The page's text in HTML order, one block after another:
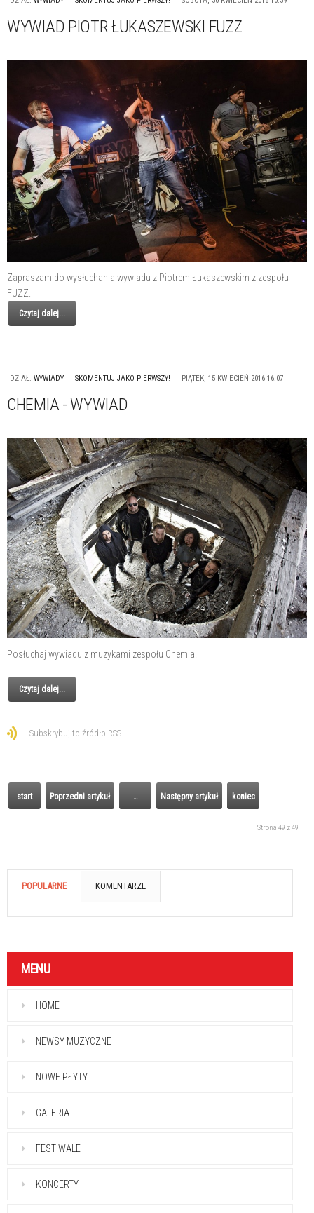
WYWIAD PIOTR ŁUKASZEWSKI FUZZ
Zapraszam do wysłuchania wywiadu z Piotrem Łukaszewskim z zespołu
FUZZ.
Czytaj dalej...
DZIAŁ: WYWIADY SKOMENTUJ JAKO PIERWSZY! PIĄTEK, 15 KWIECIEŃ 2016 16:07
CHEMIA - WYWIAD
Posłuchaj wywiadu z muzykami zespołu Chemia.
Czytaj dalej...
Subskrybuj to źródło RSS
start Poprzedni artykuł … Następny artykuł koniec
Strona 49 z 49
POPULARNE KOMENTARZE
MENU
HOME
NEWSY MUZYCZNE
NOWE PŁYTY
GALERIA
FESTIWALE
KONCERTY